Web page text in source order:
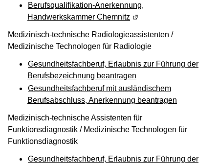
Berufsqualifikation-Anerkennung,
Handwerkskammer Chemnitz (Wird in einem neuen
Medizinisch-technische Radiologieassistenten /
Medizinische Technologen für Radiologie
Gesundheitsfachberuf, Erlaubnis zur Führung der
Berufsbezeichnung beantragen
Gesundheitsfachberuf mit ausländischem
Berufsabschluss, Anerkennung beantragen
Medizinisch-technische Assistenten für
Funktionsdiagnostik / Medizinische Technologen für
Funktionsdiagnostik
Gesundheitsfachberuf, Erlaubnis zur Führung der